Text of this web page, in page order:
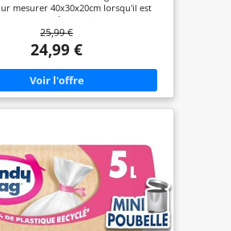
mesurer 40x30x20cm lorsqu'il est
a une capacité de 24 litres,ce bagage
exigences de taille d'Ryanair pour les
à main 40x30x20cm.Compact pour le
sous siège ou en compartiment
aérien,compatible avec
Air,Lufthansa,etc.(Il
taille après remplissage, il y a une
à 3 cm dans les mesures manuelles.)
et les livres, d'une poche latérale pour
poche arrière antivol et d'une
pour l'ordinateur portable de 14
plusieurs compartiments intérieurs
petits objets et un compartiment
les vêtements et autres articles
【Design Pratique & Matériaux
25,99 €
24,99 €